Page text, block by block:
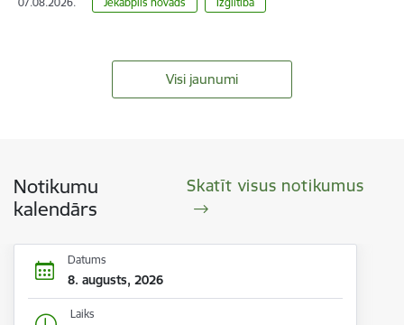
Visi jaunumi
Notikumu
kalendārs
Skatīt visus notikumus
Datums
8. augusts, 2026
Laiks